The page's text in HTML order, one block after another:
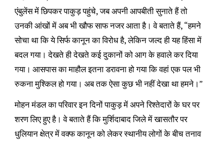
एंबुलेंस में छिपकर पाकुड़ पहुंचे, जब अपनी आपबीती सुनाते हैं तो
उनकी आंखों में अब भी खौफ साफ नजर आता है। वे बताते हैं, “हमने
सोचा था कि ये सिर्फ कानून का विरोध है, लेकिन जल्द ही यह हिंसा में
बदल गया। देखते ही देखते कई दुकानों को आग के हवाले कर दिया
गया। आसपास का माहौल इतना डरावना हो गया कि वहां एक पल भी
रुकना मुश्किल हो गया। अब तक ऐसा कुछ भी नहीं देखा था हमने।”
मोहन मंडल का परिवार इन दिनों पाकुड़ में अपने रिश्तेदारों के घर पर
शरण लिए हुए है। वे बताते हैं कि मुर्शिदाबाद जिले में खासतौर पर
धुलियान क्षेत्र में वक्फ कानून को लेकर स्थानीय लोगों के बीच तनाव